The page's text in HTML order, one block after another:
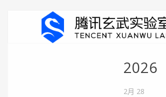
2026
2月 28